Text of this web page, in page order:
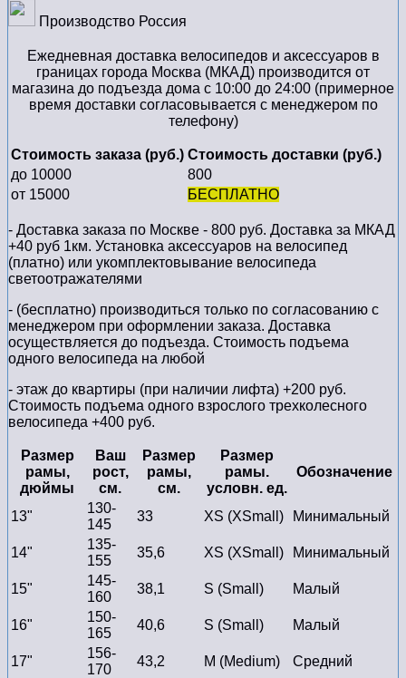
Производство Россия
Ежедневная доставка велосипедов и аксессуаров в
границах города Москва (МКАД) производится от
магазина до подъезда дома с 10:00 до 24:00 (примерное
время доставки согласовывается с менеджером по
телефону)
Стоимость заказа (руб.) Стоимость доставки (руб.)
до 10000
800
от 15000
БЕСПЛАТНО
- Доставка заказа по Москве - 800 руб. Доставка за МКАД
+40 руб 1км. Установка аксессуаров на велосипед
(платно) или укомплектовывание велосипеда
светоотражателями
- (бесплатно) производиться только по cогласованию с
менеджером при оформлении заказа. Доставка
осуществляется до подъезда. Стоимость подъема
одного велосипеда на любой
- этаж до квартиры (при наличии лифта) +200 руб.
Стоимость подъема одного взрослого трехколесного
велосипеда +400 руб.
Размер
рамы,
дюймы
Ваш
рост,
см.
Размер
рамы,
см.
Размер
рамы.
условн. ед.
Обозначение
13"
130-
145
33 XS (XSmall) Минимальный
14"
135-
155
35,6 XS (XSmall) Минимальный
15"
145-
160
38,1 S (Small) Малый
16"
150-
165
40,6 S (Small) Малый
17"
156-
170
43,2 M (Medium) Средний